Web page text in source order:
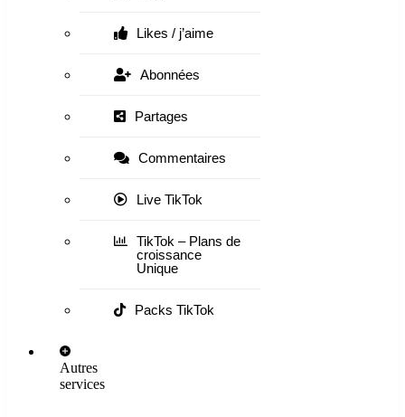
Likes / j’aime
Abonnées
Partages
Commentaires
Live TikTok
TikTok – Plans de
croissance
Unique
Packs TikTok
Autres
services